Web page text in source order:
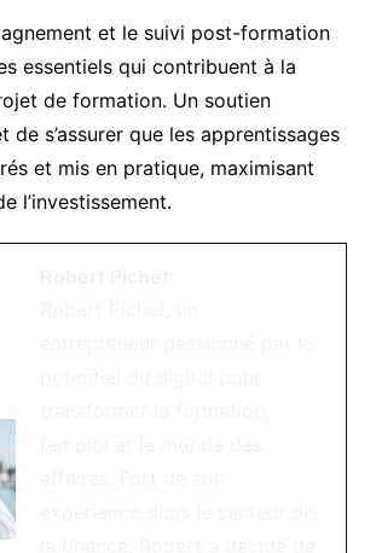
et le suivi post-formation
essentiels qui contribuent à la
de formation. Un soutien
de s’assurer que les apprentissages
et mis en pratique, maximisant
l’investissement.